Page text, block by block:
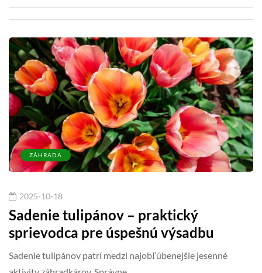
ZÁHRADA
2025-10-18
Sadenie tulipánov – praktický
sprievodca pre úspešnú výsadbu
Sadenie tulipánov patrí medzi najobľúbenejšie jesenné